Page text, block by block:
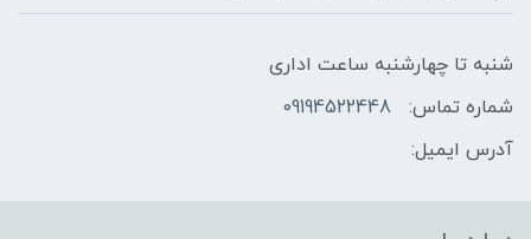
شنبه تا چهارشنبه ساعت اداری
شماره تماس:
09194522448
آدرس ایمیل: